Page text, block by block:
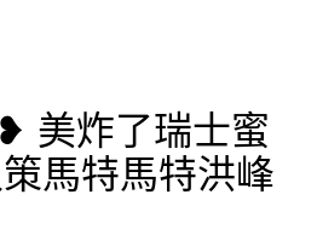
美炸了瑞士蜜
馬特馬特洪峰